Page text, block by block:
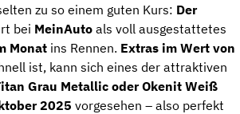
zu so einem guten Kurs: Der
bei MeinAuto als voll ausgestattetes
Monat ins Rennen. Extras im Wert von
ist, kann sich eines der attraktiven
Grau Metallic oder Okenit Weiß
2025 vorgesehen – also perfekt